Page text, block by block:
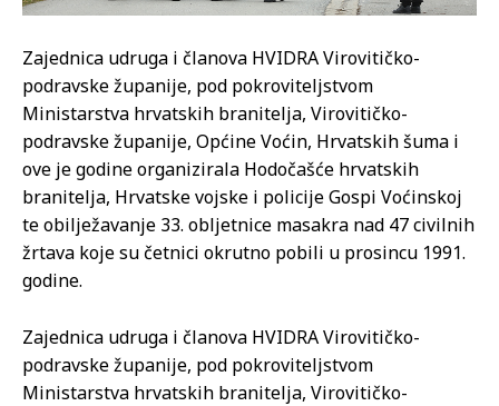
Zajednica udruga i članova HVIDRA Virovitičko-
podravske županije, pod pokroviteljstvom
Ministarstva hrvatskih branitelja, Virovitičko-
podravske županije, Općine Voćin, Hrvatskih šuma i
ove je godine organizirala Hodočašće hrvatskih
branitelja, Hrvatske vojske i policije Gospi Voćinskoj
te obilježavanje 33. obljetnice masakra nad 47 civilnih
žrtava koje su četnici okrutno pobili u prosincu 1991.
godine.
Zajednica udruga i članova HVIDRA Virovitičko-
podravske županije, pod pokroviteljstvom
Ministarstva hrvatskih branitelja, Virovitičko-